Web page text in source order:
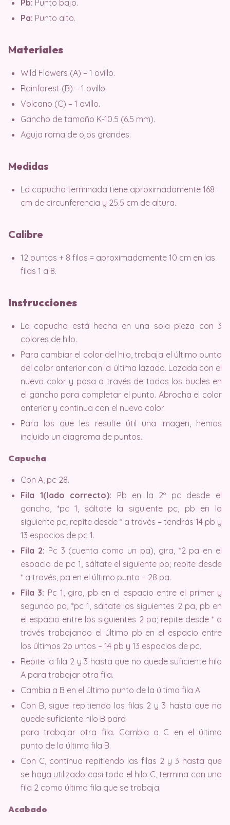
Pb: Punto bajo.
Pa: Punto alto.
Materiales
Wild Flowers (A) – 1 ovillo.
Rainforest (B) – 1 ovillo.
Volcano (C) – 1 ovillo.
Gancho de tamaño K-10.5 (6.5 mm).
Aguja roma de ojos grandes.
Medidas
La capucha terminada tiene aproximadamente 168
cm de circunferencia y 25.5 cm de altura.
Calibre
12 puntos + 8 filas = aproximadamente 10 cm en las
filas 1 a 8.
Instrucciones
La capucha está hecha en una sola pieza con 3
colores de hilo.
Para cambiar el color del hilo, trabaja el último punto
del color anterior con la última lazada. Lazada con el
nuevo color y pasa a través de todos los bucles en
el gancho para completar el punto. Abrocha el color
anterior y continua con el nuevo color.
Para los que les resulte útil una imagen, hemos
incluido un diagrama de puntos.
Capucha
Con A, pc 28.
Fila 1(lado correcto): Pb en la 2º pc desde el
gancho, *pc 1, sáltate la siguiente pc, pb en la
siguiente pc; repite desde * a través – tendrás 14 pb y
13 espacios de pc 1.
Fila 2: Pc 3 (cuenta como un pa), gira, *2 pa en el
espacio de pc 1, sáltate el siguiente pb; repite desde
* a través, pa en el último punto – 28 pa.
Fila 3: Pc 1, gira, pb en el espacio entre el primer y
segundo pa, *pc 1, sáltate los siguientes 2 pa, pb en
el espacio entre los siguientes 2 pa; repite desde * a
través trabajando el último pb en el espacio entre
los últimos 2p untos – 14 pb y 13 espacios de pc.
Repite la fila 2 y 3 hasta que no quede suficiente hilo
A para trabajar otra fila.
Cambia a B en el último punto de la última fila A.
Con B, sigue repitiendo las filas 2 y 3 hasta que no
quede suficiente hilo B para
para trabajar otra fila. Cambia a C en el último
punto de la última fila B.
Con C, continua repitiendo las filas 2 y 3 hasta que
se haya utilizado casi todo el hilo C, termina con una
fila 2 como última fila que se trabaja.
Acabado